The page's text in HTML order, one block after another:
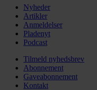
Nyheder
Artikler
Anmeldelser
Pladenyt
Podcast
Tilmeld nyhedsbrev
Abonnement
Gaveabonnement
Kontakt